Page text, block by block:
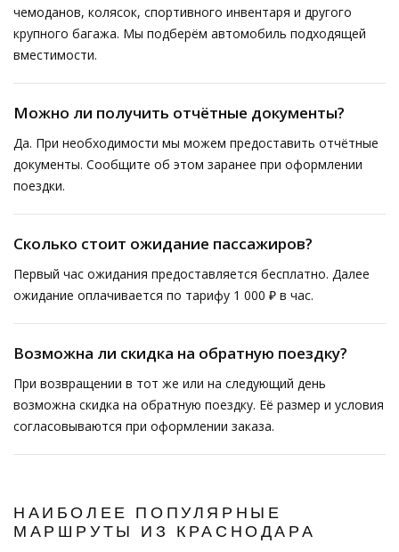
чемоданов, колясок, спортивного инвентаря и другого
крупного багажа. Мы подберём автомобиль подходящей
вместимости.
Можно ли получить отчётные документы?
Да. При необходимости мы можем предоставить отчётные
документы. Сообщите об этом заранее при оформлении
поездки.
Сколько стоит ожидание пассажиров?
Первый час ожидания предоставляется бесплатно. Далее
ожидание оплачивается по тарифу 1 000 ₽ в час.
Возможна ли скидка на обратную поездку?
При возвращении в тот же или на следующий день
возможна скидка на обратную поездку. Её размер и условия
согласовываются при оформлении заказа.
НАИБОЛЕЕ ПОПУЛЯРНЫЕ
МАРШРУТЫ ИЗ КРАСНОДАРА